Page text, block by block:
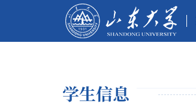
学生信息